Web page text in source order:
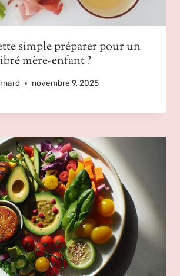
simple préparer pour un
mère-enfant ?
novembre 9, 2025